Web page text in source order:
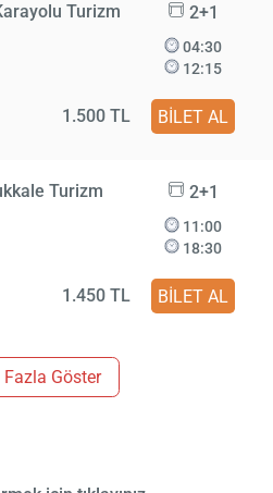
Turizm 2+1
04:30
12:15
1.500 TL BİLET AL
Turizm 2+1
11:00
18:30
1.450 TL BİLET AL
Fazla Göster